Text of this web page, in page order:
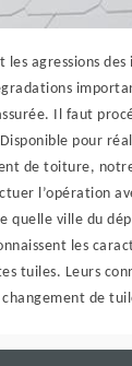
les agressions
Il faut
pour
de toiture,
l’opération
quelle ville du
les
tuiles. Leurs
de